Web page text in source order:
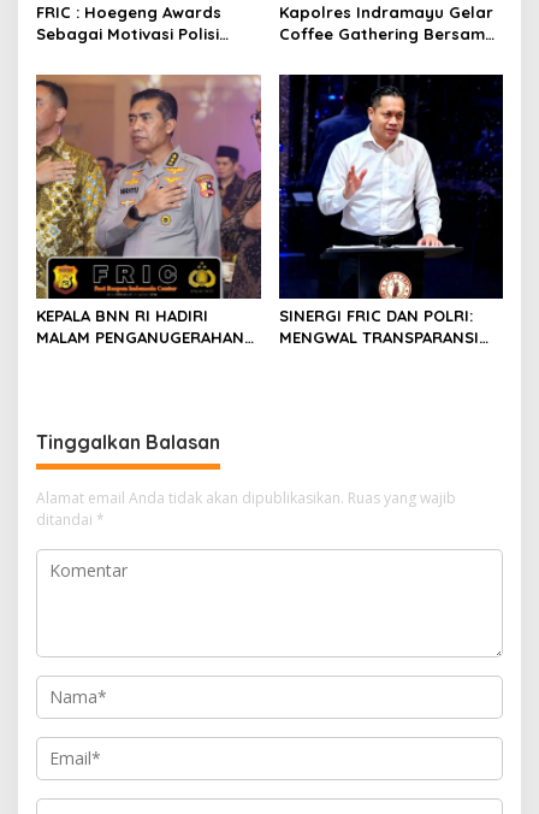
FRIC : Hoegeng Awards
Sebagai Motivasi Polisi
Profesional dan Presisi
Kapolres Indramayu Gelar
Coffee Gathering Bersama
KEPALA BNN RI HADIRI
MALAM PENGANUGERAHAN
SINERGI FRIC DAN POLRI:
MENGWAL TRANSPARANSI
Tinggalkan Balasan
Alamat email Anda tidak akan dipublikasikan. Ruas yang wajib
ditandai *